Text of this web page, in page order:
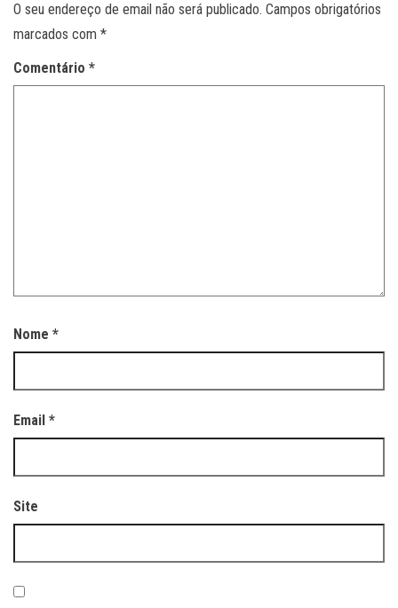
O seu endereço de email não será publicado. Campos obrigatórios
marcados com *
Comentário *
Nome *
Email *
Site